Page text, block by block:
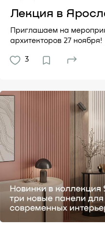
Лекция в
Приглашаем на
архитекторов 27 ноября!
3